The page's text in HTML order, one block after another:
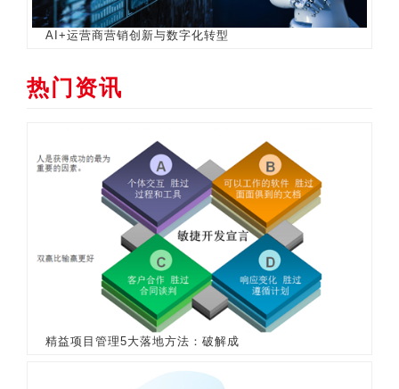
AI+运营商营销创新与数字化转型
热门资讯
精益项目管理5大落地方法：破解成